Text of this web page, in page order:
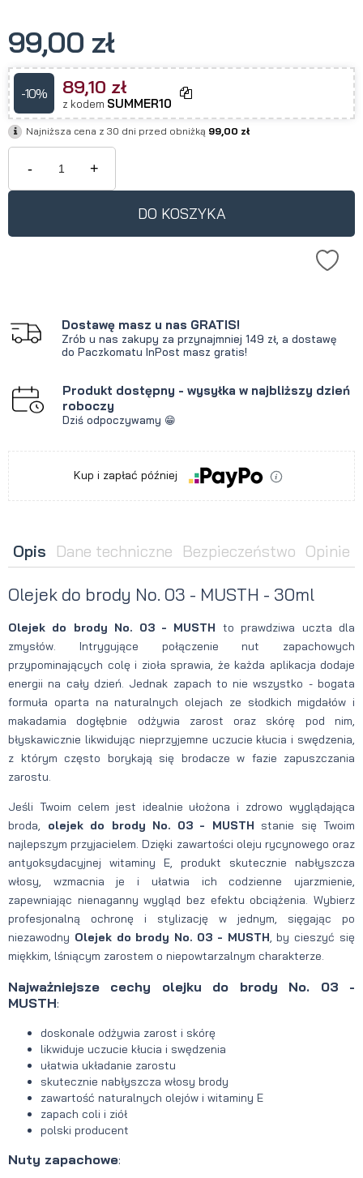
99,00 zł
-10% 89,10 zł
z kodem SUMMER10
Najniższa cena z 30 dni przed obniżką 99,00 zł
- +
DO KOSZYKA
Dostawę masz u nas GRATIS!
Zrób u nas zakupy za przynajmniej 149 zł, a dostawę
do Paczkomatu InPost masz gratis!
Produkt dostępny - wysyłka w najbliższy dzień
roboczy
Dziś odpoczywamy 😁
Kup i zapłać później
Opis Dane techniczne Bezpieczeństwo Opinie
Olejek do brody No. 03 - MUSTH - 30ml
Olejek do brody No. 03 - MUSTH to prawdziwa uczta dla
zmysłów. Intrygujące połączenie nut zapachowych
przypominających colę i zioła sprawia, że każda aplikacja dodaje
energii na cały dzień. Jednak zapach to nie wszystko - bogata
formuła oparta na naturalnych olejach ze słodkich migdałów i
makadamia dogłębnie odżywia zarost oraz skórę pod nim,
błyskawicznie likwidując nieprzyjemne uczucie kłucia i swędzenia,
z którym często borykają się brodacze w fazie zapuszczania
zarostu.
Jeśli Twoim celem jest idealnie ułożona i zdrowo wyglądająca
broda, olejek do brody No. 03 - MUSTH stanie się Twoim
najlepszym przyjacielem. Dzięki zawartości oleju rycynowego oraz
antyoksydacyjnej witaminy E, produkt skutecznie nabłyszcza
włosy, wzmacnia je i ułatwia ich codzienne ujarzmienie,
zapewniając nienaganny wygląd bez efektu obciążenia. Wybierz
profesjonalną ochronę i stylizację w jednym, sięgając po
niezawodny Olejek do brody No. 03 - MUSTH, by cieszyć się
miękkim, lśniącym zarostem o niepowtarzalnym charakterze.
Najważniejsze cechy olejku do brody No. 03 -
MUSTH:
doskonale odżywia zarost i skórę
likwiduje uczucie kłucia i swędzenia
ułatwia układanie zarostu
skutecznie nabłyszcza włosy brody
zawartość naturalnych olejów i witaminy E
zapach coli i ziół
polski producent
Nuty zapachowe: